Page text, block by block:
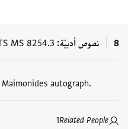
8 نصوص أدبيّة MS 8254.3
autograph.
Related People
1